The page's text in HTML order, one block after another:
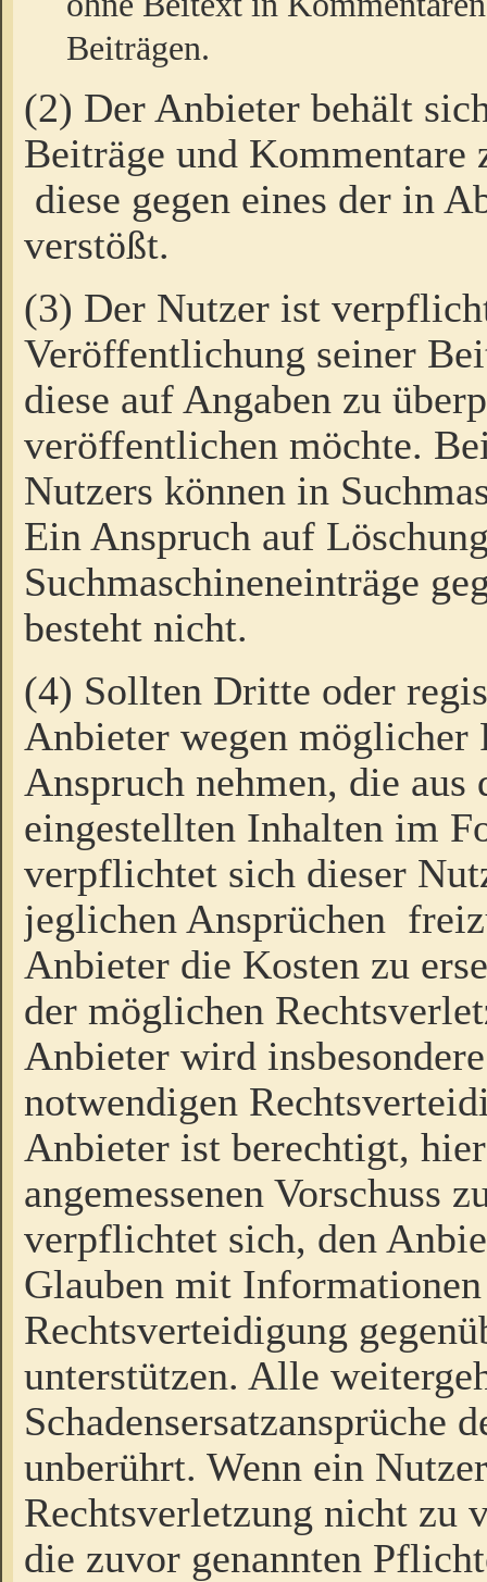
Beiträgen.
(2) Der Anbieter behält
Beiträge und Kommentare
diese gegen eines der in
verstößt.
(3) Der Nutzer ist
Veröffentlichung seiner
diese auf Angaben zu
veröffentlichen möchte.
Nutzers können in
Ein Anspruch auf
Suchmaschineneinträge
besteht nicht.
(4) Sollten Dritte oder
Anbieter wegen möglicher
Anspruch nehmen, die
eingestellten Inhalten im
verpflichtet sich dieser
jeglichen Ansprüchen
Anbieter die Kosten zu
der möglichen
Anbieter wird
notwendigen
Anbieter ist berechtigt,
angemessenen Vorschuss
verpflichtet sich, den
Glauben mit
Rechtsverteidigung
unterstützen. Alle
Schadensersatzansprüche
unberührt. Wenn ein
Rechtsverletzung nicht zu
die zuvor genannten